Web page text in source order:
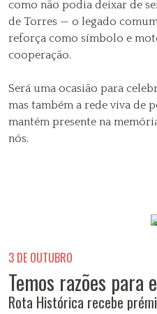
como não podia deixar de
de Torres — o legado
reforça como símbolo e
cooperação.
Será uma ocasião para
mas também a rede viva de
mantém presente na
nós.
3 DE OUTUBRO
Temos razões para
Rota Histórica recebe